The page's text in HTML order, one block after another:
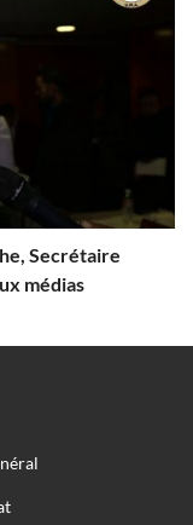
Secrétaire
médias